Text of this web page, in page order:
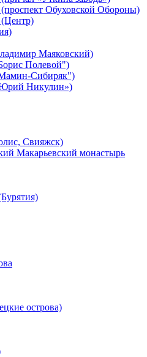
Обуховской Обороны)
(Центр)
Маяковский)
Полевой")
Сибиряк")
Никулин»)
Свияжск)
Макарьевский монастырь
острова)